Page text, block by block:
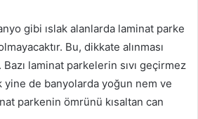
gibi ıslak alanlarda laminat parke
Bu, dikkate alınması
laminat parkelerin sıvı geçirmez
de banyolarda yoğun nem ve
parkenin ömrünü kısaltan can